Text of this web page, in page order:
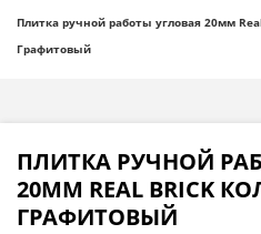
Плитка ручной работы угловая 20мм
Графитовый
ПЛИТКА РУЧНОЙ
20ММ REAL BRICK
ГРАФИТОВЫЙ